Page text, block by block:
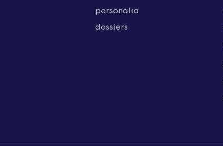
personalia
dossiers